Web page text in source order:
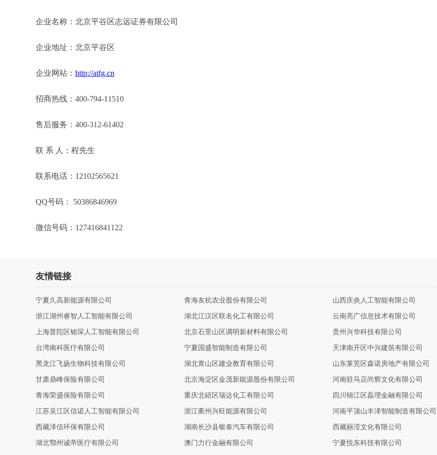
企业名称：北京平谷区志远证券有限公司
企业地址：北京平谷区
企业网站： http://atfg.cn
招商热线：400-794-11510
售后服务：400-312-61402
联 系 人：程先生
联系电话：12102565621
QQ号码： 50386846969
微信号码：127416841122
友情链接
宁夏久高新能源有限公司 青海友杭农业股份有限公司 山西庆炎人工智能有限公司
浙江湖州睿智人工智能有限公司 湖北江汉区联名化工有限公司 云南亮广信息技术有限公司
上海普陀区铭琛人工智能有限公司 北京石景山区调明新材料有限公司 贵州兴华科技有限公司
台湾南科医疗有限公司 宁夏国盛智能制造有限公司 天津南开区中兴建筑有限公司
黑龙江飞扬生物科技有限公司 湖北青山区建业教育有限公司 山东莱芜区森诺房地产有限公司
甘肃鼎峰保险有限公司 北京海淀区金茂新能源股份有限公司 河南驻马店尚辉文化有限公司
青海荣盛保险有限公司 重庆北碚区瑞达化工有限公司 四川锦江区磊理金融有限公司
江苏吴江区信诺人工智能有限公司 浙江衢州兴旺能源有限公司 河南平顶山丰泽智能制造有限公司
西藏泽信环保有限公司 湖南长沙县银泰汽车有限公司 西藏丽滢文化有限公司
湖北鄂州诚帝医疗有限公司 澳门力行金融有限公司 宁夏悦东科技有限公司